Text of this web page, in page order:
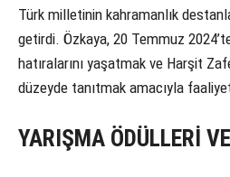
Türk milletinin kahramanlık
getirdi. Özkaya, 20 Temmuz
hatıralarını yaşatmak ve Harşit
düzeyde tanıtmak amacıyla
YARIŞMA ÖDÜLLERİ